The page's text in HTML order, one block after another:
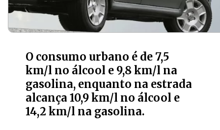
O consumo urbano é de 7,5
km/l no álcool e 9,8 km/l na
gasolina, enquanto na estrada
alcança 10,9 km/l no álcool e
14,2 km/l na gasolina.